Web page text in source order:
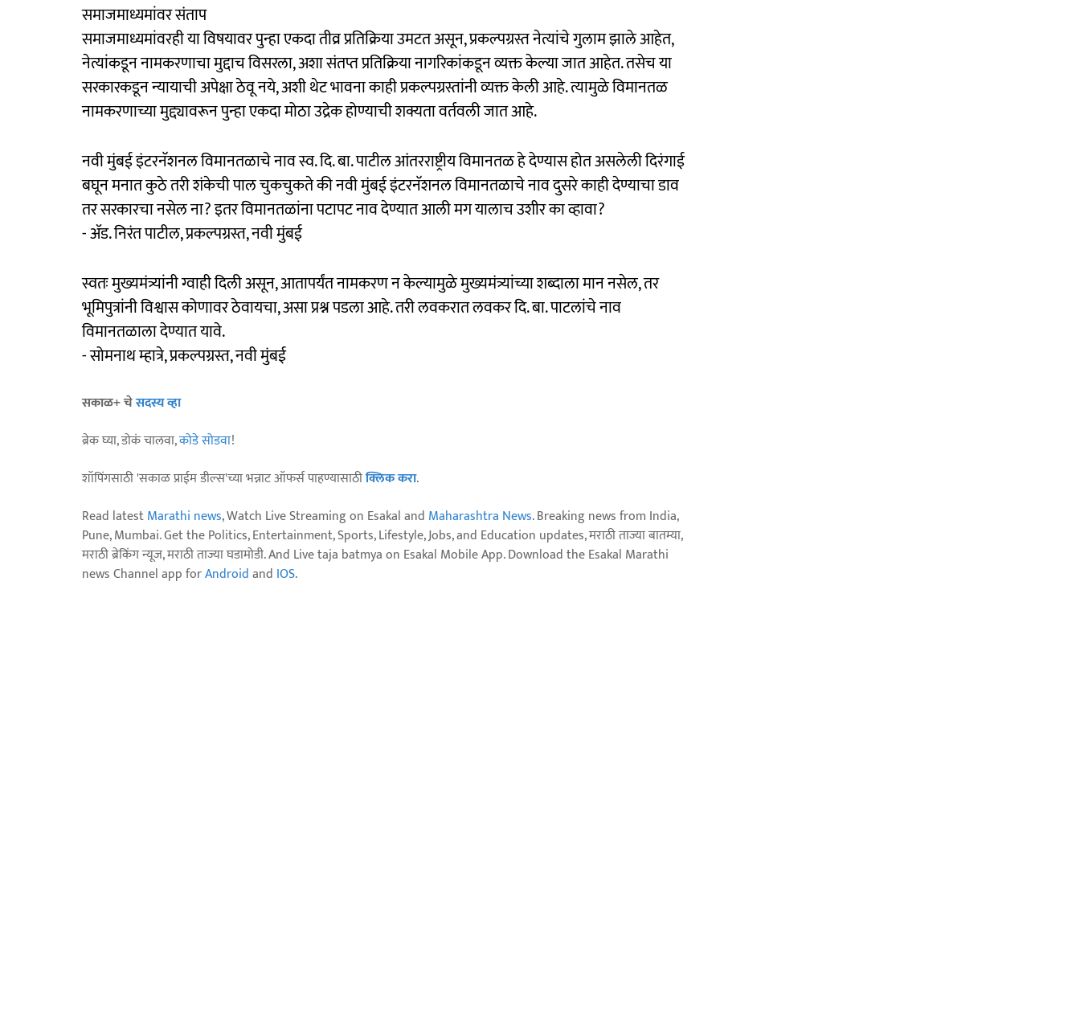
समाजमाध्यमांवर संताप
समाजमाध्यमांवरही या विषयावर पुन्हा एकदा तीव्र प्रतिक्रिया उमटत असून, प्रकल्पग्रस्त नेत्यांचे गुलाम झाले आहेत,
नेत्यांकडून नामकरणाचा मुद्दाच विसरला, अशा संतप्त प्रतिक्रिया नागरिकांकडून व्यक्त केल्या जात आहेत. तसेच या
सरकारकडून न्यायाची अपेक्षा ठेवू नये, अशी थेट भावना काही प्रकल्पग्रस्तांनी व्यक्त केली आहे. त्यामुळे विमानतळ
नामकरणाच्या मुद्द्यावरून पुन्हा एकदा मोठा उद्रेक होण्याची शक्यता वर्तवली जात आहे.
नवी मुंबई इंटरनॅशनल विमानतळाचे नाव स्व. दि. बा. पाटील आंतरराष्ट्रीय विमानतळ हे देण्यास होत असलेली दिरंगाई
बघून मनात कुठे तरी शंकेची पाल चुकचुकते की नवी मुंबई इंटरनॅशनल विमानतळाचे नाव दुसरे काही देण्याचा डाव
तर सरकारचा नसेल ना? इतर विमानतळांना पटापट नाव देण्यात आली मग यालाच उशीर का व्हावा?
- ॲड. निरंत पाटील, प्रकल्पग्रस्त, नवी मुंबई
स्वतः मुख्यमंत्र्यांनी ग्वाही दिली असून, आतापर्यंत नामकरण न केल्यामुळे मुख्यमंत्र्यांच्या शब्दाला मान नसेल, तर
भूमिपुत्रांनी विश्वास कोणावर ठेवायचा, असा प्रश्न पडला आहे. तरी लवकरात लवकर दि. बा. पाटलांचे नाव
विमानतळाला देण्यात यावे.
- सोमनाथ म्हात्रे, प्रकल्पग्रस्त, नवी मुंबई
सकाळ+ चेसदस्य व्हा
ब्रेक घ्या, डोकं चालवा,कोडे सोडवा!
शॉपिंगसाठी 'सकाळ प्राईम डील्स'च्या भन्नाट ऑफर्स पाहण्यासाठीक्लिक करा.
Read latestMarathi news, Watch Live Streaming on Esakal and Maharashtra News. Breaking news from India,
Pune, Mumbai. Get the Politics, Entertainment, Sports, Lifestyle, Jobs, and Education updates, मराठी ताज्या बातम्या,
मराठी ब्रेकिंग न्यूज, मराठी ताज्या घडामोडी. And Live taja batmya on Esakal Mobile App. Download the Esakal Marathi
news Channel app forAndroidand IOS.